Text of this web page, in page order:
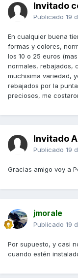
Invitado
Publicado 19
En cualquier buena
formas y colores,
los 10 o 25 euros
normales, rebajados,
muchisima variedad,
rebajados por la
preciosos, me
Invitado
Publicado 19
Gracias amigo voy a
jmorale
Publicado 19
Por supuesto, y casi
cuando estén